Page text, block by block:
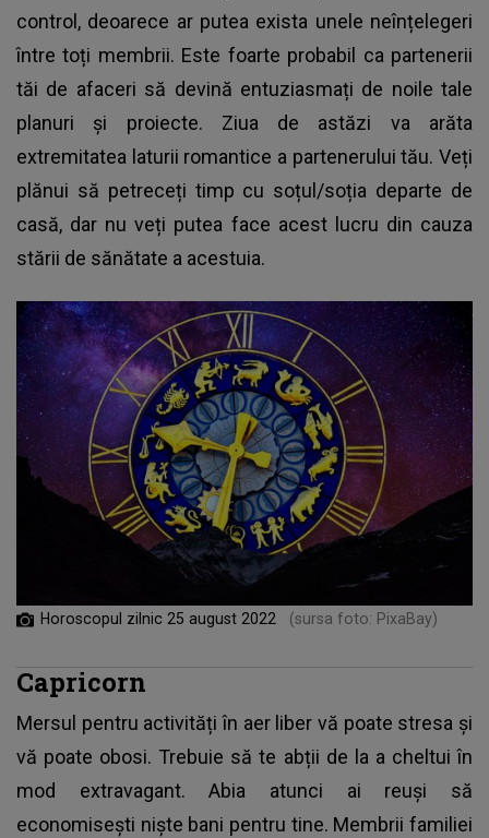
control, deoarece ar putea exista unele neînțelegeri
între toți membrii. Este foarte probabil ca partenerii
tăi de afaceri să devină entuziasmați de noile tale
planuri și proiecte. Ziua de astăzi va arăta
extremitatea laturii romantice a partenerului tău. Veți
plănui să petreceți timp cu soțul/soția departe de
casă, dar nu veți putea face acest lucru din cauza
stării de sănătate a acestuia.
Horoscopul zilnic 25 august 2022 (sursa foto: PixaBay)
Capricorn
Mersul pentru activități în aer liber vă poate stresa și
vă poate obosi. Trebuie să te abții de la a cheltui în
mod extravagant. Abia atunci ai reuși să
economisești niște bani pentru tine. Membrii familiei